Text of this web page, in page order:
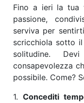
Fino a ieri la tua
passione,
serviva per
scricchiola sotto
solitudine.
consapevolezza
possibile. Come?
1.Concediti